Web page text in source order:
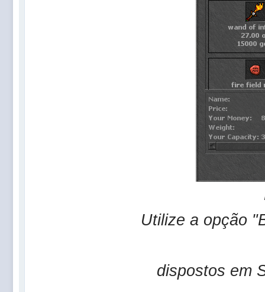
Utilize a opção
dispostos em